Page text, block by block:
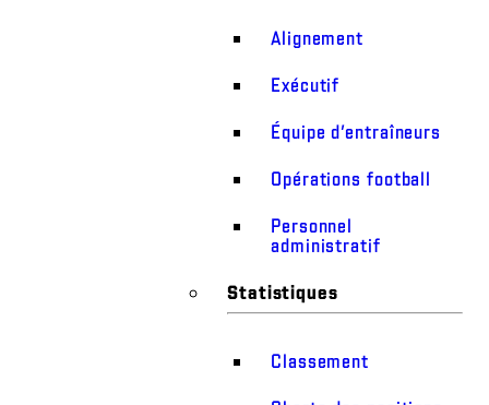
Alignement
Exécutif
Équipe d’entraîneurs
Opérations football
Personnel
administratif
Statistiques
Classement